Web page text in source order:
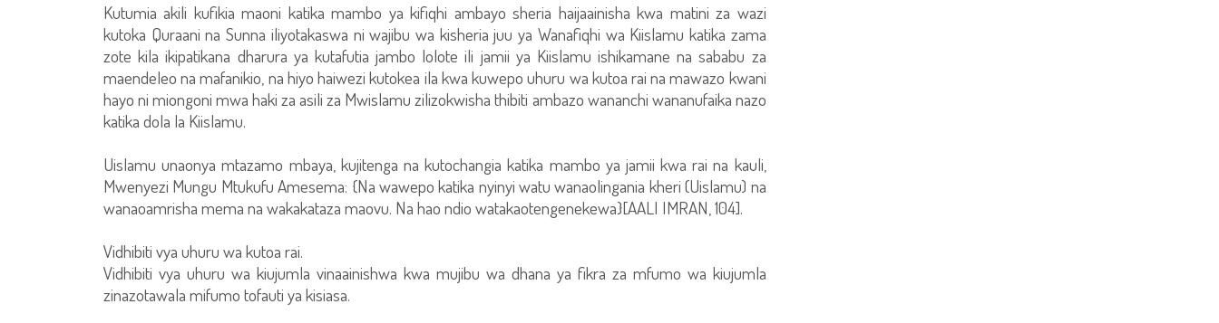
Kutumia akili kufikia maoni katika mambo ya kifiqhi ambayo sheria haijaainisha kwa matini za wazi
kutoka Quraani na Sunna iliyotakaswa ni wajibu wa kisheria juu ya Wanafiqhi wa Kiislamu katika zama
zote kila ikipatikana dharura ya kutafutia jambo lolote ili jamii ya Kiislamu ishikamane na sababu za
maendeleo na mafanikio, na hiyo haiwezi kutokea ila kwa kuwepo uhuru wa kutoa rai na mawazo kwani
hayo ni miongoni mwa haki za asili za Mwislamu zilizokwisha thibiti ambazo wananchi wananufaika nazo
katika dola la Kiislamu.
Uislamu unaonya mtazamo mbaya, kujitenga na kutochangia katika mambo ya jamii kwa rai na kauli,
Mwenyezi Mungu Mtukufu Amesema: {Na wawepo katika nyinyi watu wanaolingania kheri (Uislamu) na
wanaoamrisha mema na wakakataza maovu. Na hao ndio watakaotengenekewa}[AALI IMRAN, 104].
Vidhibiti vya uhuru wa kutoa rai.
Vidhibiti vya uhuru wa kiujumla vinaainishwa kwa mujibu wa dhana ya fikra za mfumo wa kiujumla
zinazotawala mifumo tofauti ya kisiasa.